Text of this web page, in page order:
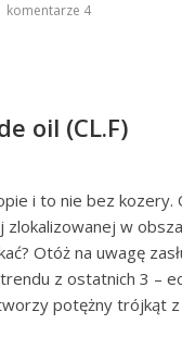
komentarze 4
oil (CL.F)
i to nie bez
w
Otóż na uwagę
z ostatnich 3 –
potężny trójkąt